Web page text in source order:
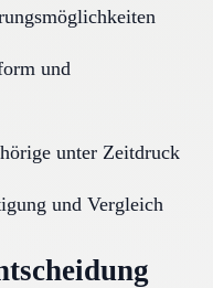
und
unter Zeitdruck
und Vergleich